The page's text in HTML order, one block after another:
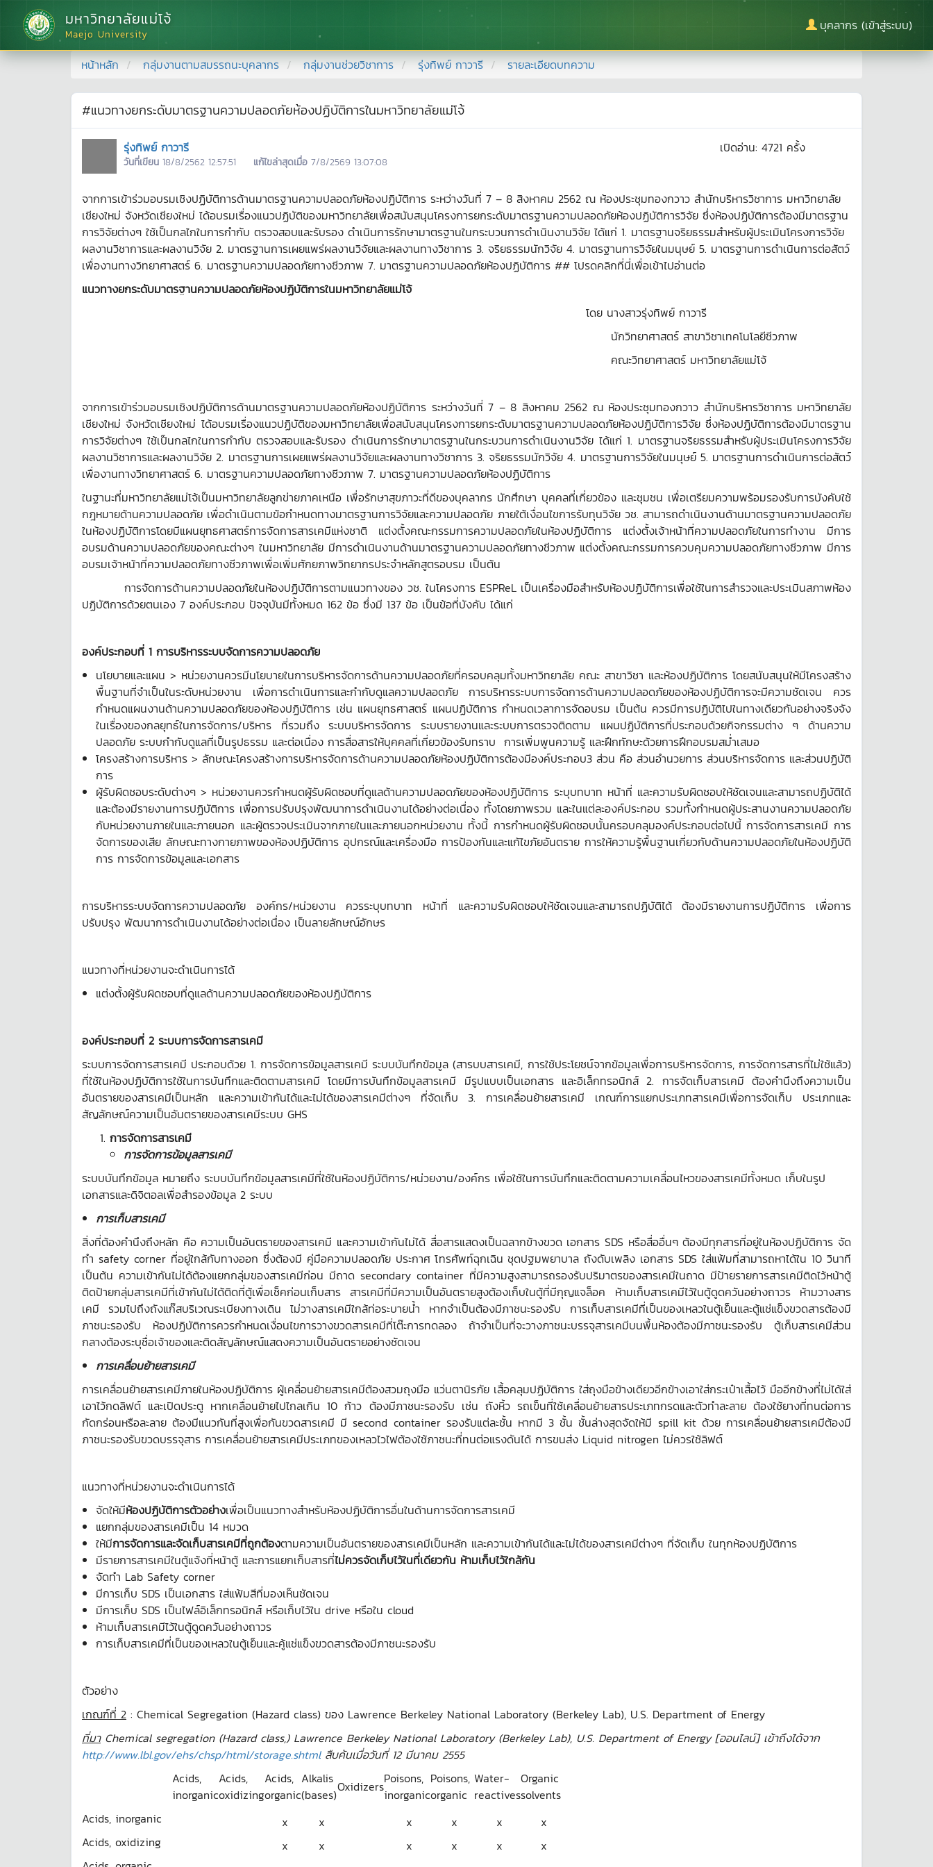
มหาวิทยาลัยแม่โจ้
Maejo University
บุคลากร (เข้าสู่ระบบ)
หน้าหลัก กลุ่มงานตามสมรรถนะบุคลากร กลุ่มงานช่วยวิชาการ รุ่งทิพย์ กาวารี รายละเอียดบทความ
#แนวทางยกระดับมาตรฐานความปลอดภัยห้องปฏิบัติการในมหาวิทยาลัยแม่โจ้
รุ่งทิพย์ กาวารี
วันที่เขียน 18/8/2562 12:57:51 แก้ไขล่าสุดเมื่อ 7/8/2569 13:07:08
เปิดอ่าน: 4721 ครั้ง
จากการเข้าร่วมอบรมเชิงปฏิบัติการด้านมาตรฐานความปลอดภัยห้องปฏิบัติการ ระหว่างวันที่ 7 – 8 สิงหาคม 2562 ณ ห้องประชุมทองกวาว สำนักบริหารวิชาการ มหาวิทยาลัย
เชียงใหม่ จังหวัดเชียงใหม่ ได้อบรมเรื่องแนวปฏิบัติของมหาวิทยาลัยเพื่อสนับสนุนโครงการยกระดับมาตรฐานความปลอดภัยห้องปฏิบัติการวิจัย ซึ่งห้องปฏิบัติการต้องมีมาตรฐาน
การวิจัยต่างๆ ใช้เป็นกลไกในการกำกับ ตรวจสอบและรับรอง ดำเนินการรักษามาตรฐานในกระบวนการดำเนินงานวิจัย ได้แก่ 1. มาตรฐานจริยธรรมสำหรับผู้ประเมินโครงการวิจัย
ผลงานวิชาการและผลงานวิจัย 2. มาตรฐานการเผยแพร่ผลงานวิจัยและผลงานทางวิชาการ 3. จริยธรรมนักวิจัย 4. มาตรฐานการวิจัยในมนุษย์ 5. มาตรฐานการดำเนินการต่อสัตว์
เพื่องานทางวิทยาศาสตร์ 6. มาตรฐานความปลอดภัยทางชีวภาพ 7. มาตรฐานความปลอดภัยห้องปฏิบัติการ ## โปรดคลิกที่นี่เพื่อเข้าไปอ่านต่อ
แนวทางยกระดับมาตรฐานความปลอดภัยห้องปฏิบัติการในมหาวิทยาลัยแม่โจ้
โดย นางสาวรุ่งทิพย์ กาวารี
นักวิทยาศาสตร์ สาขาวิชาเทคโนโลยีชีวภาพ
คณะวิทยาศาสตร์ มหาวิทยาลัยแม่โจ้
จากการเข้าร่วมอบรมเชิงปฏิบัติการด้านมาตรฐานความปลอดภัยห้องปฏิบัติการ ระหว่างวันที่ 7 – 8 สิงหาคม 2562 ณ ห้องประชุมทองกวาว สำนักบริหารวิชาการ มหาวิทยาลัย
เชียงใหม่ จังหวัดเชียงใหม่ ได้อบรมเรื่องแนวปฏิบัติของมหาวิทยาลัยเพื่อสนับสนุนโครงการยกระดับมาตรฐานความปลอดภัยห้องปฏิบัติการวิจัย ซึ่งห้องปฏิบัติการต้องมีมาตรฐาน
การวิจัยต่างๆ ใช้เป็นกลไกในการกำกับ ตรวจสอบและรับรอง ดำเนินการรักษามาตรฐานในกระบวนการดำเนินงานวิจัย ได้แก่ 1. มาตรฐานจริยธรรมสำหรับผู้ประเมินโครงการวิจัย
ผลงานวิชาการและผลงานวิจัย 2. มาตรฐานการเผยแพร่ผลงานวิจัยและผลงานทางวิชาการ 3. จริยธรรมนักวิจัย 4. มาตรฐานการวิจัยในมนุษย์ 5. มาตรฐานการดำเนินการต่อสัตว์
เพื่องานทางวิทยาศาสตร์ 6. มาตรฐานความปลอดภัยทางชีวภาพ 7. มาตรฐานความปลอดภัยห้องปฏิบัติการ
ในฐานะที่มหาวิทยาลัยแม่โจ้เป็นมหาวิทยาลัยลูกข่ายภาคเหนือ เพื่อรักษาสุขภาวะที่ดีของบุคลากร นักศึกษา บุคคลที่เกี่ยวข้อง และชุมชน เพื่อเตรียมความพร้อมรองรับการบังคับใช้
กฎหมายด้านความปลอดภัย เพื่อดำเนินตามข้อกำหนดทางมาตรฐานการวิจัยและความปลอดภัย ภายใต้เงื่อนไขการรับทุนวิจัย วช. สามารถดำเนินงานด้านมาตรฐานความปลอดภัย
ในห้องปฏิบัติการโดยมีแผนยุทธศาสตร์การจัดการสารเคมีแห่งชาติ แต่งตั้งคณะกรรมการความปลอดภัยในห้องปฏิบัติการ แต่งตั้งเจ้าหน้าที่ความปลอดภัยในการทำงาน มีการ
อบรมด้านความปลอดภัยของคณะต่างๆ ในมหาวิทยาลัย มีการดำเนินงานด้านมาตรฐานความปลอดภัยทางชีวภาพ แต่งตั้งคณะกรรมการควบคุมความปลอดภัยทางชีวภาพ มีการ
อบรมเจ้าหน้าที่ความปลอดภัยทางชีวภาพเพื่อเพิ่มศักยภาพวิทยากรประจำหลักสูตรอบรม เป็นต้น
การจัดการด้านความปลอดภัยในห้องปฏิบัติการตามแนวทางของ วช. ในโครงการ ESPReL เป็นเครื่องมือสำหรับห้องปฏิบัติการเพื่อใช้ในการสำรวจและประเมินสภาพห้อง
ปฏิบัติการด้วยตนเอง 7 องค์ประกอบ ปัจจุบันมีทั้งหมด 162 ข้อ ซึ่งมี 137 ข้อ เป็นข้อที่บังคับ ได้แก่
องค์ประกอบที่ 1 การบริหารระบบจัดการความปลอดภัย
นโยบายและแผน > หน่วยงานควรมีนโยบายในการบริหารจัดการด้านความปลอดภัยที่ครอบคลุมทั้งมหาวิทยาลัย คณะ สาขาวิชา และห้องปฏิบัติการ โดยสนับสนุนให้มีโครงสร้าง
พื้นฐานที่จำเป็นในระดับหน่วยงาน เพื่อการดำเนินการและกำกับดูแลความปลอดภัย การบริหารระบบการจัดการด้านความปลอดภัยของห้องปฏิบัติการจะมีความชัดเจน ควร
กำหนดแผนงานด้านความปลอดภัยของห้องปฏิบัติการ เช่น แผนยุทธศาสตร์ แผนปฏิบัติการ กำหนดเวลาการจัดอบรม เป็นต้น ควรมีการปฏิบัติไปในทางเดียวกันอย่างจริงจัง
ในเรื่องของกลยุทธ์ในการจัดการ/บริหาร ที่รวมถึง ระบบบริหารจัดการ ระบบรายงานและระบบการตรวจติดตาม แผนปฏิบัติการที่ประกอบด้วยกิจกรรมต่าง ๆ ด้านความ
ปลอดภัย ระบบกำกับดูแลที่เป็นรูปธรรม และต่อเนื่อง การสื่อสารให้บุคคลที่เกี่ยวข้องรับทราบ การเพิ่มพูนความรู้ และฝึกทักษะด้วยการฝึกอบรมสม่ำเสมอ
โครงสร้างการบริหาร > ลักษณะโครงสร้างการบริหารจัดการด้านความปลอดภัยห้องปฏิบัติการต้องมีองค์ประกอบ3 ส่วน คือ ส่วนอำนวยการ ส่วนบริหารจัดการ และส่วนปฏิบัติ
การ
ผู้รับผิดชอบระดับต่างๆ > หน่วยงานควรกำหนดผู้รับผิดชอบที่ดูแลด้านความปลอดภัยของห้องปฏิบัติการ ระบุบทบาท หน้าที่ และความรับผิดชอบให้ชัดเจนและสามารถปฏิบัติได้
และต้องมีรายงานการปฏิบัติการ เพื่อการปรับปรุงพัฒนาการดำเนินงานได้อย่างต่อเนื่อง ทั้งโดยภาพรวม และในแต่ละองค์ประกอบ รวมทั้งกำหนดผู้ประสานงานความปลอดภัย
กับหน่วยงานภายในและภายนอก และผู้ตรวจประเมินจากภายในและภายนอกหน่วยงาน ทั้งนี้ การกำหนดผู้รับผิดชอบนั้นครอบคลุมองค์ประกอบต่อไปนี้ การจัดการสารเคมี การ
จัดการของเสีย ลักษณะทางกายภาพของห้องปฏิบัติการ อุปกรณ์และเครื่องมือ การป้องกันและแก้ไขภัยอันตราย การให้ความรู้พื้นฐานเกี่ยวกับด้านความปลอดภัยในห้องปฏิบัติ
การ การจัดการข้อมูลและเอกสาร
การบริหารระบบจัดการความปลอดภัย องค์กร/หน่วยงาน ควรระบุบทบาท หน้าที่ และความรับผิดชอบให้ชัดเจนและสามารถปฏิบัติได้ ต้องมีรายงานการปฏิบัติการ เพื่อการ
ปรับปรุง พัฒนาการดำเนินงานได้อย่างต่อเนื่อง เป็นลายลักษณ์อักษร
แนวทางที่หน่วยงานจะดำเนินการได้
แต่งตั้งผู้รับผิดชอบที่ดูแลด้านความปลอดภัยของห้องปฏิบัติการ
องค์ประกอบที่ 2 ระบบการจัดการสารเคมี
ระบบการจัดการสารเคมี ประกอบด้วย 1. การจัดการข้อมูลสารเคมี ระบบบันทึกข้อมูล (สารบบสารเคมี, การใช้ประโยชน์จากข้อมูลเพื่อการบริหารจัดการ, การจัดการสารที่ไม่ใช้แล้ว)
ที่ใช้ในห้องปฏิบัติการใช้ในการบันทึกและติดตามสารเคมี โดยมีการบันทึกข้อมูลสารเคมี มีรูปแบบเป็นเอกสาร และอิเล็กทรอนิกส์ 2. การจัดเก็บสารเคมี ต้องคำนึงถึงความเป็น
อันตรายของสารเคมีเป็นหลัก และความเข้ากันได้และไม่ได้ของสารเคมีต่างๆ ที่จัดเก็บ 3. การเคลื่อนย้ายสารเคมี เกณฑ์การแยกประเภทสารเคมีเพื่อการจัดเก็บ ประเภทและ
สัญลักษณ์ความเป็นอันตรายของสารเคมีระบบ GHS
การจัดการสารเคมี
การจัดการข้อมูลสารเคมี
ระบบบันทึกข้อมูล หมายถึง ระบบบันทึกข้อมูลสารเคมีที่ใช้ในห้องปฏิบัติการ/หน่วยงาน/องค์กร เพื่อใช้ในการบันทึกและติดตามความเคลื่อนไหวของสารเคมีทั้งหมด เก็บในรูป
เอกสารและดิจิตอลเพื่อสำรองข้อมูล 2 ระบบ
การเก็บสารเคมี
สิ่งที่ต้องคำนึงถึงหลัก คือ ความเป็นอันตรายของสารเคมี และความเข้ากันไม่ได้ สื่อสารแสดงเป็นฉลากข้างขวด เอกสาร SDS หรือสื่ออื่นๆ ต้องมีทุกสารที่อยู่ในห้องปฏิบัติการ จัด
ทำ safety corner ที่อยู่ใกล้กับทางออก ซึ่งต้องมี คู่มือความปลอดภัย ประกาศ โทรศัพท์ฉุกเฉิน ชุดปฐมพยาบาล ถังดับเพลิง เอกสาร SDS ใส่แฟ้มที่สามารถหาได้ใน 10 วินาที
เป็นต้น ความเข้ากันไม่ได้ต้องแยกกลุ่มของสารเคมีก่อน มีถาด secondary container ที่มีความสูงสามารถรองรับปริมาตรของสารเคมีในถาด มีป้ายรายการสารเคมีติดไว้หน้าตู้
ติดป้ายกลุ่มสารเคมีที่เข้ากันไม่ได้ติดที่ตู้เพื่อเช็คก่อนเก็บสาร สารเคมีที่มีความเป็นอันตรายสูงต้องเก็บในตู้ที่มีกุญแจล็อค ห้ามเก็บสารเคมีไว้ในตู้ดูดควันอย่างถาวร ห้ามวางสาร
เคมี รวมไปถึงถังแก๊สบริเวณระเบียงทางเดิน ไม่วางสารเคมีใกล้ท่อระบายน้ำ หากจำเป็นต้องมีภาชนะรองรับ การเก็บสารเคมีที่เป็นของเหลวในตู้เย็นและตู้แช่แข็งขวดสารต้องมี
ภาชนะรองรับ ห้องปฏิบัติการควรกำหนดเงื่อนไขการวางขวดสารเคมีที่โต๊ะการทดลอง ถ้าจำเป็นที่จะวางภาชนะบรรจุสารเคมีบนพื้นห้องต้องมีภาชนะรองรับ ตู้เก็บสารเคมีส่วน
กลางต้องระบุชื่อเจ้าของและติดสัญลักษณ์แสดงความเป็นอันตรายอย่างชัดเจน
การเคลื่อนย้ายสารเคมี
การเคลื่อนย้ายสารเคมีภายในห้องปฏิบัติการ ผู้เคลื่อนย้ายสารเคมีต้องสวมถุงมือ แว่นตานิรภัย เสื้อคลุมปฏิบัติการ ใส่ถุงมือข้างเดียวอีกข้างเอาใส่กระเป๋าเสื้อไว้ มืออีกข้างที่ไม่ได้ใส่
เอาไว้กดลิฟต์ และเปิดประตู หากเคลื่อนย้ายไปไกลเกิน 10 ก้าว ต้องมีภาชนะรองรับ เช่น ถังหิ้ว รถเข็นที่ใช้เคลื่อนย้ายสารประเภทกรดและตัวทำละลาย ต้องใช้ยางที่ทนต่อการ
กัดกร่อนหรือละลาย ต้องมีแนวกันที่สูงเพื่อกันขวดสารเคมี มี second container รองรับแต่ละชั้น หากมี 3 ชั้น ชั้นล่างสุดจัดให้มี spill kit ด้วย การเคลื่อนย้ายสารเคมีต้องมี
ภาชนะรองรับขวดบรรจุสาร การเคลื่อนย้ายสารเคมีประเภทของเหลวไวไฟต้องใช้ภาชนะที่ทนต่อแรงดันได้ การขนส่ง Liquid nitrogen ไม่ควรใช้ลิฟต์
แนวทางที่หน่วยงานจะดำเนินการได้
จัดให้มีห้องปฏิบัติการตัวอย่างเพื่อเป็นแนวทางสำหรับห้องปฏิบัติการอื่นในด้านการจัดการสารเคมี
แยกกลุ่มของสารเคมีเป็น 14 หมวด
ให้มีการจัดการและจัดเก็บสารเคมีที่ถูกต้องตามความเป็นอันตรายของสารเคมีเป็นหลัก และความเข้ากันได้และไม่ได้ของสารเคมีต่างๆ ที่จัดเก็บ ในทุกห้องปฏิบัติการ
มีรายการสารเคมีในตู้แจ้งที่หน้าตู้ และการแยกเก็บสารที่ไม่ควรจัดเก็บไว้ในที่เดียวกัน ห้ามเก็บไว้ใกล้กัน
จัดทำ Lab Safety corner
มีการเก็บ SDS เป็นเอกสาร ใส่แฟ้มสีที่มองเห็นชัดเจน
มีการเก็บ SDS เป็นไฟล์อิเล็กทรอนิกส์ หรือเก็บไว้ใน drive หรือใน cloud
ห้ามเก็บสารเคมีไว้ในตู้ดูดควันอย่างถาวร
การเก็บสารเคมีที่เป็นของเหลวในตู้เย็นและคู้แช่แข็งขวดสารต้องมีภาชนะรองรับ
ตัวอย่าง
เกณฑ์ที่ 2 : Chemical Segregation (Hazard class) ของ Lawrence Berkeley National Laboratory (Berkeley Lab), U.S. Department of Energy
ที่มา Chemical segregation (Hazard class,) Lawrence Berkeley National Laboratory (Berkeley Lab), U.S. Department of Energy [ออนไลน์] เข้าถึงได้จาก
http://www.lbl.gov/ehs/chsp/html/storage.shtmlสืบค้นเมื่อวันที่ 12 มีนาคม 2555
Acids,
inorganic
Acids,
oxidizing
Acids,
organic
Alkalis
(bases)OxidizersPoisons,
inorganic
Poisons,
organic
Water-
reactives
Organic
solvents
Acids, inorganic
x x x x x
x
Acids, oxidizing
x x x x x
x